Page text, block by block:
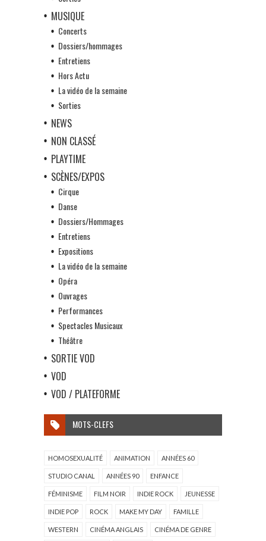
MUSIQUE
Concerts
Dossiers/hommages
Entretiens
Hors Actu
La vidéo de la semaine
Sorties
NEWS
NON CLASSÉ
PLAYTIME
SCÈNES/EXPOS
Cirque
Danse
Dossiers/Hommages
Entretiens
Expositions
La vidéo de la semaine
Opéra
Ouvrages
Performances
Spectacles Musicaux
Théâtre
SORTIE VOD
VOD
VOD / PLATEFORME
MOTS-CLEFS
HOMOSEXUALITÉ ANIMATION ANNÉES 60
STUDIO CANAL ANNÉES 90 ENFANCE
FÉMINISME FILM NOIR INDIE ROCK JEUNESSE
INDIE POP ROCK MAKE MY DAY FAMILLE
WESTERN CINÉMA ANGLAIS CINÉMA DE GENRE